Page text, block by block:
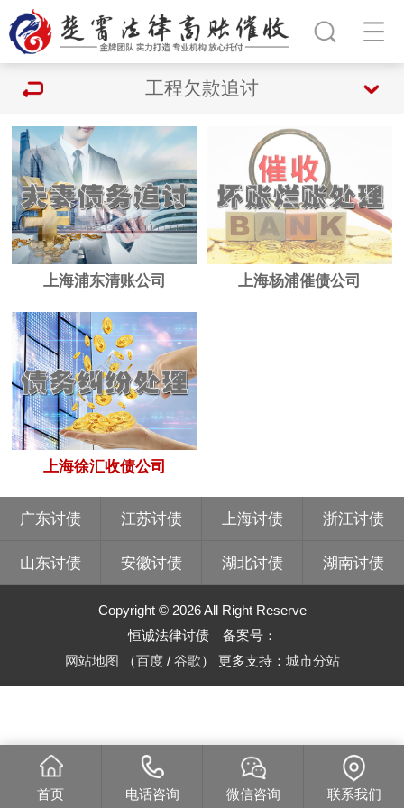
工程欠款追讨
上海浦东清账公司 上海杨浦催债公司
上海徐汇收债公司
广东讨债 江苏讨债 上海讨债 浙江讨债
山东讨债 安徽讨债 湖北讨债 湖南讨债
Copyright © 2026 All Right Reserve
恒诚法律讨债 备案号：
网站地图 （百度/ 谷歌） 更多支持： 城市分站
首页 电话咨询 微信咨询 联系我们